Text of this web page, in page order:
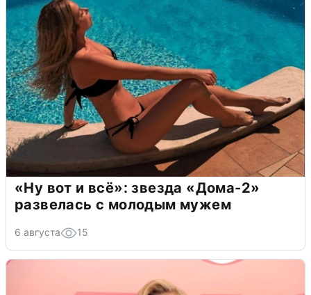
«Ну вот и всё»: звезда «Дома-2»
развелась с молодым мужем
6 августа 15